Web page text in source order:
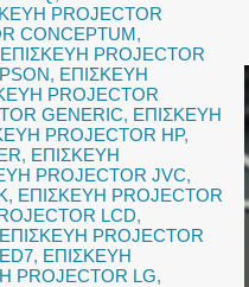
PROJECTOR
CONCEPTUM,
ΕΠΙΣΚΕΥΗ PROJECTOR
, ΕΠΙΣΚΕΥΗ
PROJECTOR
GENERIC, ΕΠΙΣΚΕΥΗ
PROJECTOR HP,
, ΕΠΙΣΚΕΥΗ
PROJECTOR JVC,
, ΕΠΙΣΚΕΥΗ PROJECTOR
LCD,
ΕΠΙΣΚΕΥΗ PROJECTOR
, ΕΠΙΣΚΕΥΗ
PROJECTOR LG,